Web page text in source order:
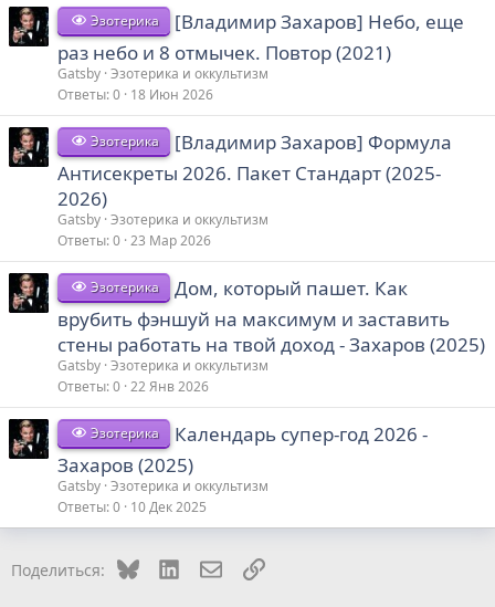
Эзотерика
[Владимир Захаров] Небо, еще
раз небо и 8 отмычек. Повтор (2021)
Gatsby Эзотерика и оккультизм
Ответы 0 18 Июн 2026
Эзотерика
[Владимир Захаров] Формула
Антисекреты 2026. Пакет Стандарт (2025-
2026)
Gatsby Эзотерика и оккультизм
Ответы 0 23 Мар 2026
Эзотерика
Дом, который пашет. Как
врубить фэншуй на максимум и заставить
стены работать на твой доход - Захаров (2025)
Gatsby Эзотерика и оккультизм
Ответы 0 22 Янв 2026
Эзотерика
Календарь супер-год 2026 -
Захаров (2025)
Gatsby Эзотерика и оккультизм
Ответы 0 10 Дек 2025
Поделиться: Bluesky LinkedInЭлектронная почта
Ссылка